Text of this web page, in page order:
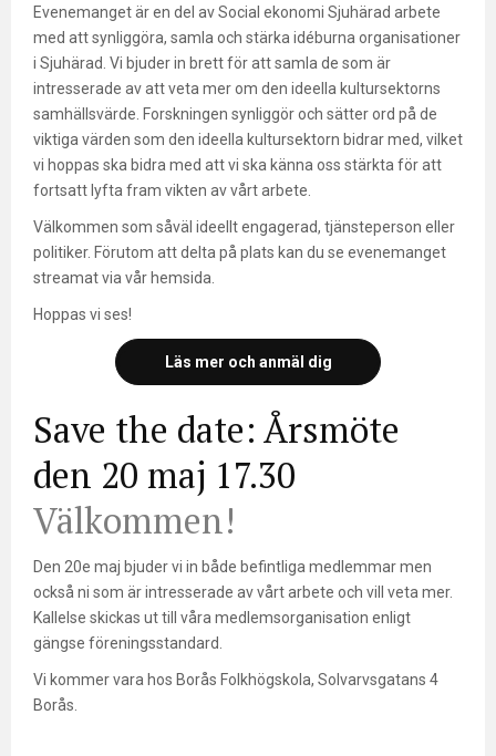
Evenemanget är en del av Social ekonomi Sjuhärad arbete
med att synliggöra, samla och stärka idéburna organisationer
i Sjuhärad. Vi bjuder in brett för att samla de som är
intresserade av att veta mer om den ideella kultursektorns
samhällsvärde. Forskningen synliggör och sätter ord på de
viktiga värden som den ideella kultursektorn bidrar med, vilket
vi hoppas ska bidra med att vi ska känna oss stärkta för att
fortsatt lyfta fram vikten av vårt arbete.
Välkommen som såväl ideellt engagerad, tjänsteperson eller
politiker. Förutom att delta på plats kan du se evenemanget
streamat via vår hemsida.
Hoppas vi ses!
Läs mer och anmäl dig
Save the date: Årsmöte
den 20 maj 17.30
Välkommen!
Den 20e maj bjuder vi in både befintliga medlemmar men
också ni som är intresserade av vårt arbete och vill veta mer.
Kallelse skickas ut till våra medlemsorganisation enligt
gängse föreningsstandard.
Vi kommer vara hos Borås Folkhögskola, Solvarvsgatans 4
Borås.